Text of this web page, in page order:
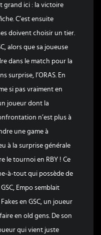
grand ici : la victoire
C’est ensuite
doivent choisir un tier.
alors que sa joueuse
dans le match pour la
surprise, l’ORAS. En
si pas vraiment en
joueur dont la
n’est plus à
une game à
à la surprise générale
le tournoi en RBY ! Ce
à-tout qui possède de
Empo semblait
en GSC, un joueur
en old gens. De son
qui vient juste